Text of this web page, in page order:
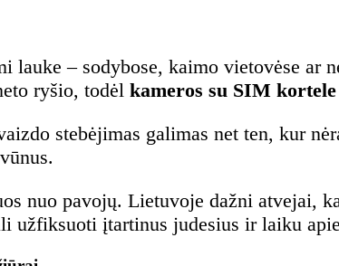
– sodybose, kaimo vietovėse ar
ryšio, todėl kameros su SIM kortele
stebėjimas galimas net ten, kur
nuo pavojų. Lietuvoje dažni atvejai,
užfiksuoti įtartinus judesius ir laiku